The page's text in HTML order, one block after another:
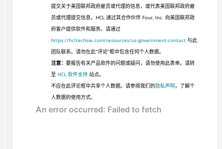
提交关于美国联邦政府雇员或代理的信息，或代表美国联邦政府雇
员或代理提交信息。HCL 通过其合作伙伴 Four, Inc. 向美国联邦政
府客户提供软件和服务。请通过
https://hcltechsw.com/resources/us-government-contact与此
团队联系。请勿在此“评论”框中包含任何个人数据。
注意： 要报告有关产品软件的问题或疑问，请勿使用此表单。请转
至 HCL 软件支持站点。
不应在此评论框中共享个人数据。请参阅我们的隐私声明，了解个
人数据的使用方式。